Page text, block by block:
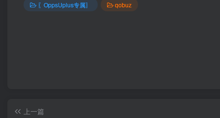
〖OppsUplus专属〗 qobuz
上一篇